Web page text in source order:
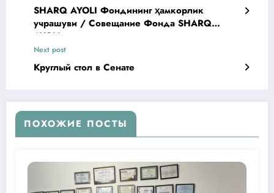
SHARQ AYOLI Фондининг ҳамкорлик
учрашуви / Совещание Фонда SHARQ
AYOLI по сотрудничеству
Next post
Круглый стол в Сенате
ПОХОЖИЕ ПОСТЫ